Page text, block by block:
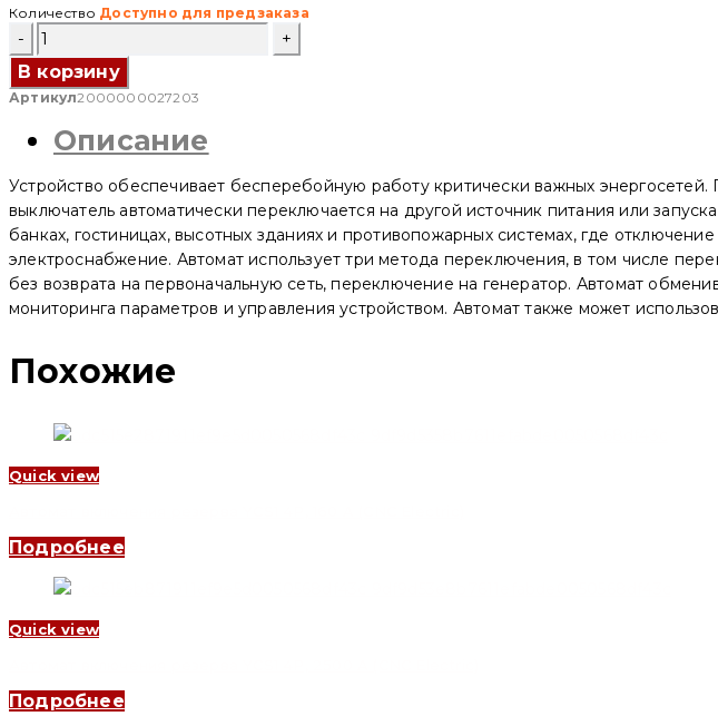
Количество Доступно для предзаказа
Количество
товара
Автомат
включения
резерва
3P,
500
(CNC
Electric)
В корзину
Артикул2000000027203
Описание
Устройство обеспечивает бесперебойную работу критически важных
выключатель автоматически переключается на другой источник питания или
банках, гостиницах, высотных зданиях и противопожарных системах, где
электроснабжение. Автомат использует три метода переключения, в том числе
без возврата на первоначальную сеть, переключение на генератор. Автомат
мониторинга параметров и управления устройством. Автомат также может
Похожие
Quick view
Подробнее
Quick view
Подробнее